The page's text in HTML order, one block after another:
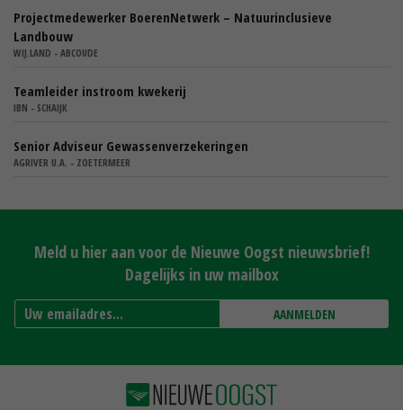
Projectmedewerker BoerenNetwerk – Natuurinclusieve
Landbouw
WIJ.LAND - ABCOUDE
Teamleider instroom kwekerij
IBN - SCHAIJK
Senior Adviseur Gewassenverzekeringen
AGRIVER U.A. - ZOETERMEER
Meld u hier aan voor de Nieuwe Oogst nieuwsbrief!
Dagelijks in uw mailbox
AANMELDEN